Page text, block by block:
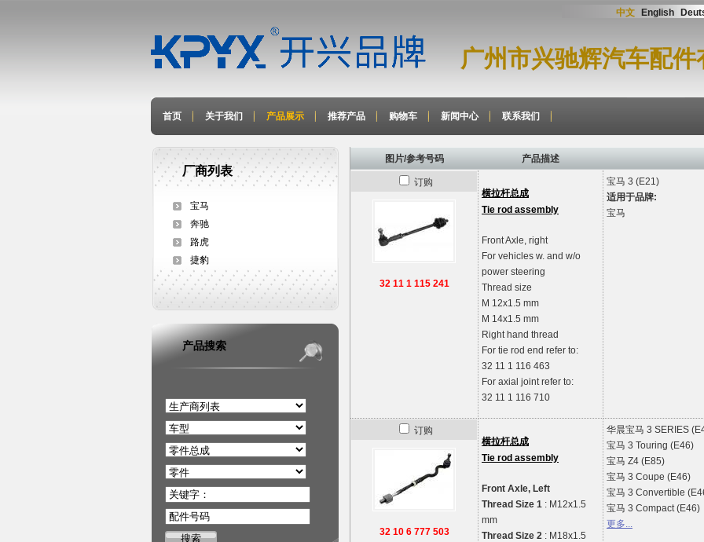
中文 English
广州市兴驰辉汽车配件
首页 关于我们 产品展示 推荐产品 购物车 新闻中心 联系我们
图片/参考号码 产品描述
订购
32 11 1 115 241
横拉杆总成
Tie rod assembly
Front Axle, right
For vehicles w. and w/o
power steering
Thread size
M 12x1.5 mm
M 14x1.5 mm
Right hand thread
For tie rod end refer to:
32 11 1 116 463
For axial joint refer to:
32 11 1 116 710
宝马 3 (E21)
适用于品牌:
宝马
订购
32 10 6 777 503
横拉杆总成
Tie rod assembly
Front Axle, Left
Thread Size 1 : M12x1.5
mm
Thread Size 2 : M18x1.5
华晨宝马 3 SERIES
宝马 3 Touring (E46)
宝马 Z4 (E85)
宝马 3 Coupe (E46)
宝马 3 Convertible
宝马 3 Compact (E46)
更多...
厂商列表
宝马
奔驰
路虎
捷豹
产品搜索
关键字：
配件号码